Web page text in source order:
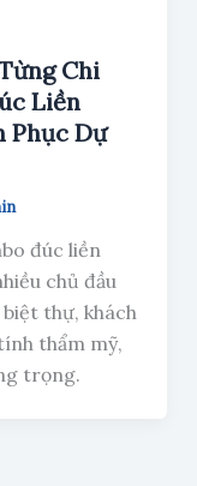
Chi
Liền
Phục Dự
đúc liền
chủ đầu
thự, khách
thẩm mỹ,
trọng.